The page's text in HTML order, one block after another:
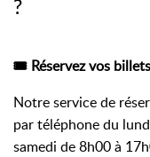
?
🎟 Réservez vos
Notre service de
par téléphone du
samedi de 8h00 à